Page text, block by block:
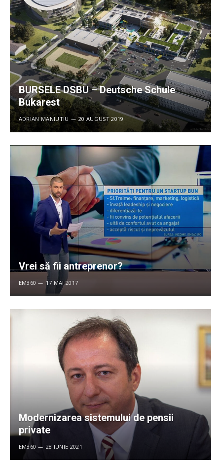
BURSELE DSBU – Deutsche Schule
Bukarest
ADRIAN MANIUTIU 20 AUGUST 2019
Vrei să fii antreprenor?
EM360 17 MAI 2017
Modernizarea sistemului de pensii
private
EM360 28 IUNIE 2021